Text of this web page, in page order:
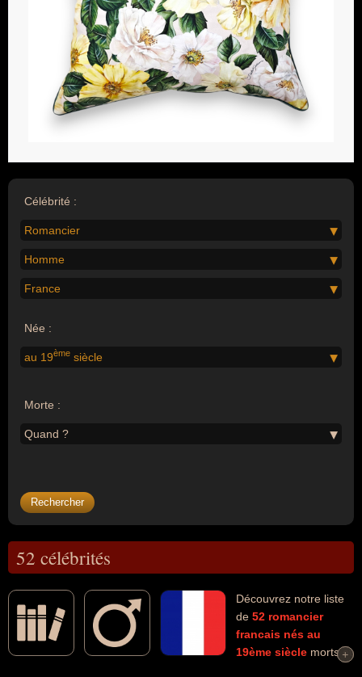
Célébrité :
Romancier
Homme
France
Née :
au 19ème siècle
Morte :
Quand ?
52 célébrités
Découvrez notre liste
de 52 romancier
francais nés au
19ème siècle morts et
+
+